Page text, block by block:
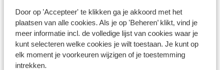
Door op 'Accepteer' te klikken ga je akkoord met het
plaatsen van alle cookies. Als je op 'Beheren’ klikt, vind je
meer informatie incl. de volledige lijst van cookies waar je
kunt selecteren welke cookies je wilt toestaan. Je kunt op
elk moment je voorkeuren wijzigen of je toestemming
intrekken.
Winterzon Egypte: all-in
vanaf €599 p.p.
Bekijk deals